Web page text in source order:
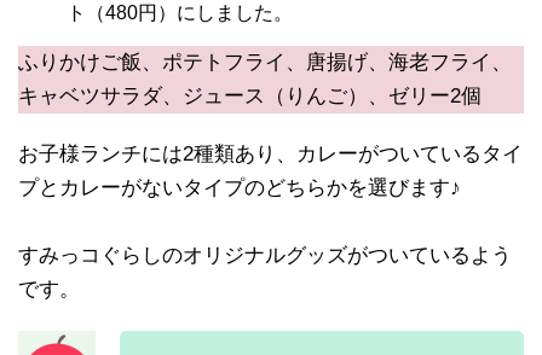
ト（480円）にしました。
ふりかけご飯、ポテトフライ、唐揚げ、海老フライ、
キャベツサラダ、ジュース（りんご）、ゼリー2個
お子様ランチには2種類あり、カレーがついているタイ
プとカレーがないタイプのどちらかを選びます♪
すみっコぐらしのオリジナルグッズがついているよう
です。